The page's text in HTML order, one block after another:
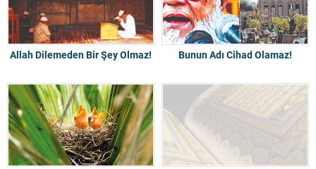
Allah Dilemeden Bir Şey Olmaz! Bunun Adı Cihad Olamaz!